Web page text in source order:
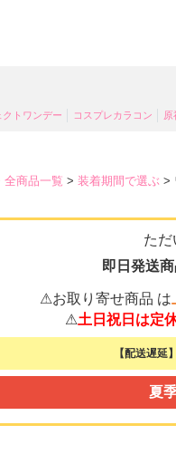
クトワンデー コスプレカラコン 原
全商品一覧 > 装着期間で選ぶ >
ただ
即日発送
⚠お取り寄せ商品 は
⚠土日祝日は定
【配送遅
夏